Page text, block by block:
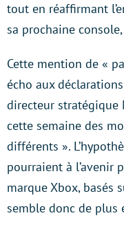
tout en réaffirmant
sa prochaine
Cette mention de «
écho aux
directeur stratégique
cette semaine des
différents ».
pourraient à l’avenir
marque Xbox, basés
semble donc de plus